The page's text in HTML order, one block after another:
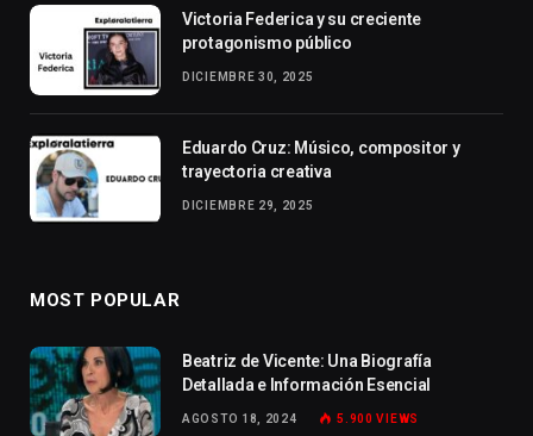
Victoria Federica y su creciente
protagonismo público
DICIEMBRE 30, 2025
Eduardo Cruz: Músico, compositor y
trayectoria creativa
DICIEMBRE 29, 2025
MOST POPULAR
Beatriz de Vicente: Una Biografía
Detallada e Información Esencial
AGOSTO 18, 2024 5.900VIEWS